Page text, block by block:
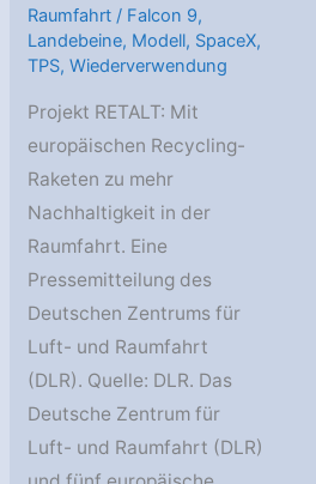
Raumfahrt / Falcon 9,
Landebeine, Modell, SpaceX,
TPS,Wiederverwendung
Projekt RETALT: Mit
europäischen Recycling-
Raketen zu mehr
Nachhaltigkeit in der
Raumfahrt. Eine
Pressemitteilung des
Deutschen Zentrums für
Luft- und Raumfahrt
(DLR). Quelle: DLR. Das
Deutsche Zentrum für
Luft- und Raumfahrt (DLR)